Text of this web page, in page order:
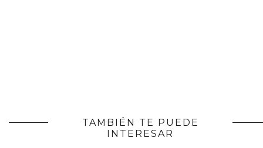
TAMBIÉN TE PUEDE
INTERESAR